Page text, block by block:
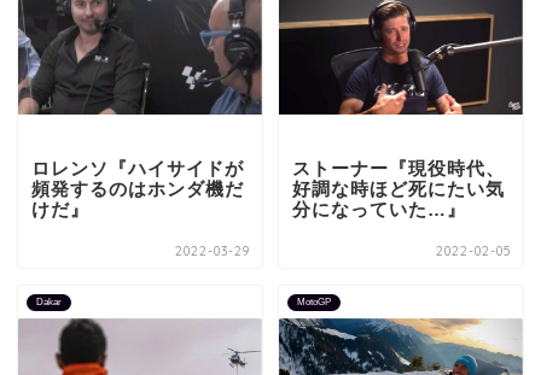
ロレンソ『ハイサイドが
頻発するのはホンダ機だ
けだ』
2022-03-29
ストーナー『現役時代、
好調な時ほど死にたい気
分になっていた…』
2022-02-05
Dakar MotoGP